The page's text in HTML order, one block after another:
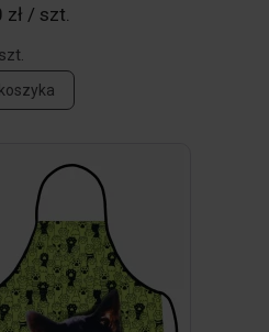
zł / szt.
szt.